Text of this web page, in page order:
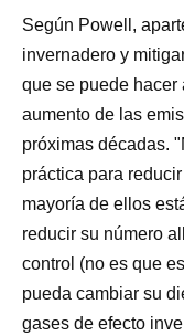
Según Powell,
invernadero y
que se puede hacer
aumento de las
próximas décadas.
práctica para
mayoría de ellos
reducir su número
control (no es que
pueda cambiar su
gases de efecto